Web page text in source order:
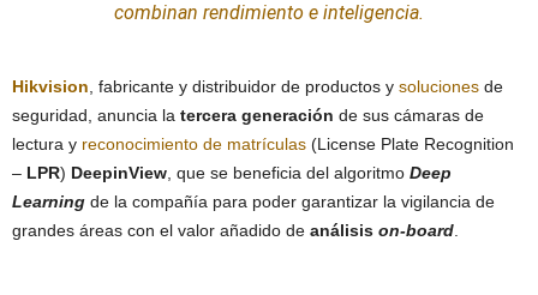
combinan rendimiento e inteligencia.
Hikvision , fabricante y distribuidor de productos y soluciones de
seguridad, anuncia la tercera generación de sus cámaras de
lectura y reconocimiento de matrículas (License Plate Recognition
– LPR) DeepinView , que se beneficia del algoritmo Deep
Learning de la compañía para poder garantizar la vigilancia de
grandes áreas con el valor añadido de análisis on-board